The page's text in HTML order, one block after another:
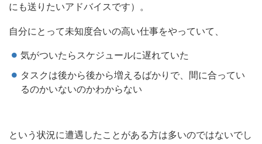
にも送りたいアドバイスです）。
自分にとって未知度合いの高い仕事をやっていて、
気がついたらスケジュールに遅れていた
タスクは後から後から増えるばかりで、間に合ってい
るのかいないのかわからない
という状況に遭遇したことがある方は多いのではないでし